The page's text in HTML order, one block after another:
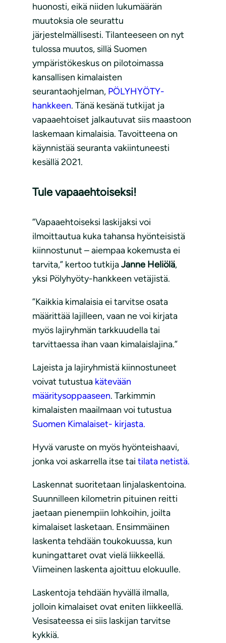
huonosti, eikä niiden lukumäärän
muutoksia ole seurattu
järjestelmällisesti. Tilanteeseen on nyt
tulossa muutos, sillä Suomen
ympäristökeskus on pilotoimassa
kansallisen kimalaisten
seurantaohjelman, PÖLYHYÖTY-
hankkeen. Tänä kesänä tutkijat ja
vapaaehtoiset jalkautuvat siis maastoon
laskemaan kimalaisia. Tavoitteena on
käynnistää seuranta vakiintuneesti
kesällä 2021.
Tule vapaaehtoiseksi!
”Vapaaehtoiseksi laskijaksi voi
ilmoittautua kuka tahansa hyönteisistä
kiinnostunut – aiempaa kokemusta ei
tarvita,” kertoo tutkijaJanne Heliölä,
yksi Pölyhyöty-hankkeen vetäjistä.
”Kaikkia kimalaisia ei tarvitse osata
määrittää lajilleen, vaan ne voi kirjata
myös lajiryhmän tarkkuudella tai
tarvittaessa ihan vaan kimalaislajina.”
Lajeista ja lajiryhmistä kiinnostuneet
voivat tutustua kätevään
määritysoppaaseen. Tarkimmin
kimalaisten maailmaan voi tutustua
Suomen Kimalaiset- kirjasta.
Hyvä varuste on myös hyönteishaavi,
jonka voi askarrella itse tai tilata netistä.
Laskennat suoritetaan linjalaskentoina.
Suunnilleen kilometrin pituinen reitti
jaetaan pienempiin lohkoihin, joilta
kimalaiset lasketaan. Ensimmäinen
laskenta tehdään toukokuussa, kun
kuningattaret ovat vielä liikkeellä.
Viimeinen laskenta ajoittuu elokuulle.
Laskentoja tehdään hyvällä ilmalla,
jolloin kimalaiset ovat eniten liikkeellä.
Vesisateessa ei siis laskijan tarvitse
kykkiä.